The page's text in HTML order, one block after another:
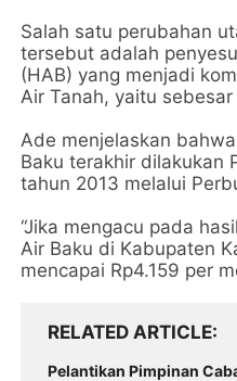
Salah satu perubahan
tersebut adalah
(HAB) yang menjadi
Air Tanah, yaitu
Ade menjelaskan
Baku terakhir dilakukan
tahun 2013 melalui
“Jika mengacu pada
Air Baku di Kabupaten
mencapai Rp4.159 per
RELATED ARTICLE
Pelantikan Pimpinan